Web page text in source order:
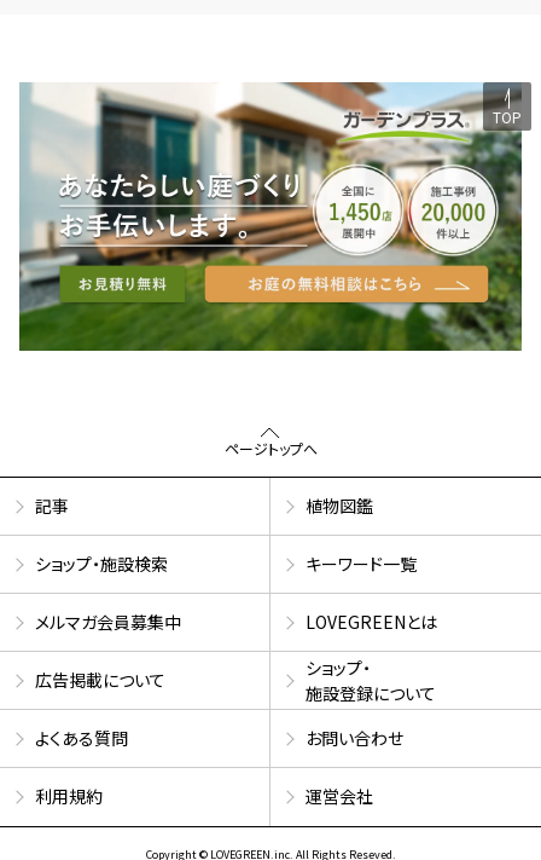
TOP
ページトップへ
記事 植物図鑑
ショップ・施設検索 キーワード一覧
メルマガ会員募集中 LOVEGREENとは
広告掲載について
ショップ・
施設登録について
よくある質問
お問い合わせ
利用規約 運営会社
Copyright © LOVEGREEN.inc. All Rights Reseved.